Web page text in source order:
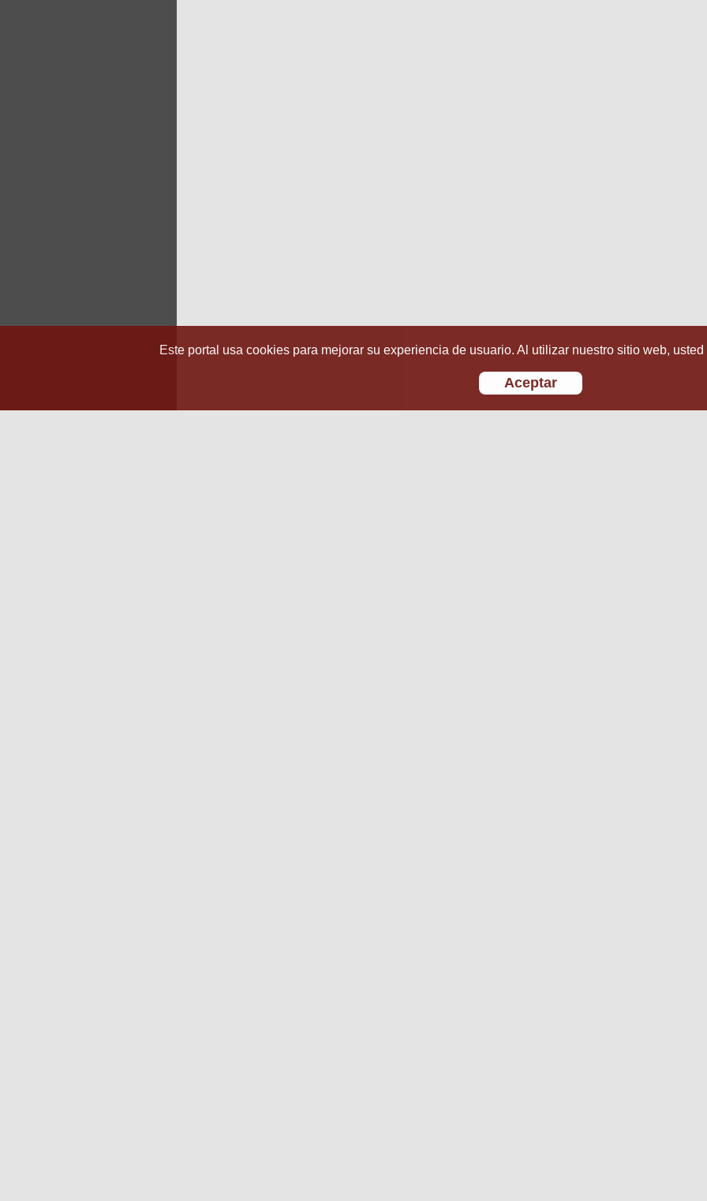
Este portal usa cookies para mejorar su experiencia de usuario. Al utilizar nuestro sitio web,
Aceptar